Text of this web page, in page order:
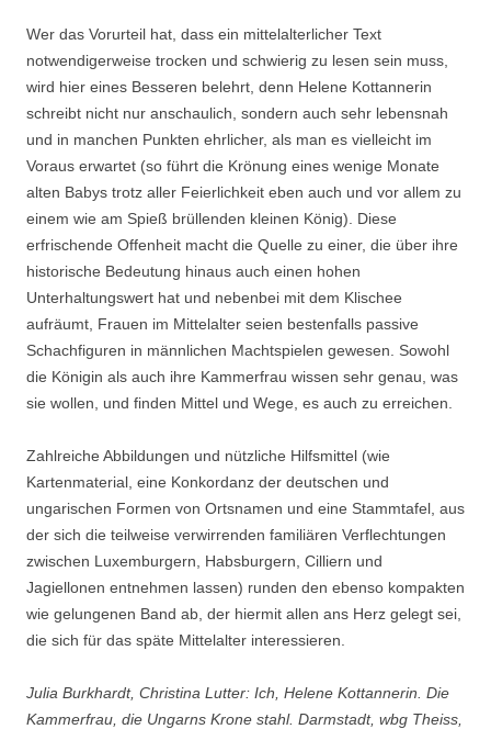
Wer das Vorurteil hat, dass ein mittelalterlicher Text
notwendigerweise trocken und schwierig zu lesen sein muss,
wird hier eines Besseren belehrt, denn Helene Kottannerin
schreibt nicht nur anschaulich, sondern auch sehr lebensnah
und in manchen Punkten ehrlicher, als man es vielleicht im
Voraus erwartet (so führt die Krönung eines wenige Monate
alten Babys trotz aller Feierlichkeit eben auch und vor allem zu
einem wie am Spieß brüllenden kleinen König). Diese
erfrischende Offenheit macht die Quelle zu einer, die über ihre
historische Bedeutung hinaus auch einen hohen
Unterhaltungswert hat und nebenbei mit dem Klischee
aufräumt, Frauen im Mittelalter seien bestenfalls passive
Schachfiguren in männlichen Machtspielen gewesen. Sowohl
die Königin als auch ihre Kammerfrau wissen sehr genau, was
sie wollen, und finden Mittel und Wege, es auch zu erreichen.
Zahlreiche Abbildungen und nützliche Hilfsmittel (wie
Kartenmaterial, eine Konkordanz der deutschen und
ungarischen Formen von Ortsnamen und eine Stammtafel, aus
der sich die teilweise verwirrenden familiären Verflechtungen
zwischen Luxemburgern, Habsburgern, Cilliern und
Jagiellonen entnehmen lassen) runden den ebenso kompakten
wie gelungenen Band ab, der hiermit allen ans Herz gelegt sei,
die sich für das späte Mittelalter interessieren.
Julia Burkhardt, Christina Lutter: Ich, Helene Kottannerin. Die
Kammerfrau, die Ungarns Krone stahl. Darmstadt, wbg Theiss,